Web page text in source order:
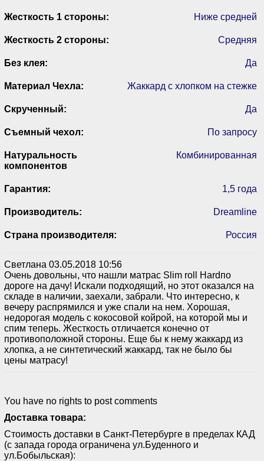
Жесткость 1 стороны: Ниже средней
Жесткость 2 стороны: Средняя
Без клея: Да
Материал Чехла: Жаккард с хлопком на стежке
Скрученный: Да
Съемный чехол: По запросу
Натуральность
компонентов
Комбинированная
Гарантия: 1,5 года
Производитель: Dreamline
Страна производителя: Россия
Светлана 03.05.2018 10:56
Очень довольны, что нашли матрас Slim roll Hardпо
дороге на дачу! Искали подходящий, но этот оказался на
складе в наличии, заехали, забрали. Что интересно, к
вечеру распрямился и уже спали на нем. Хорошая,
недорогая модель с кокосовой койрой, на которой мы и
спим теперь. Жесткость отличается конечно от
противоположной стороны. Еще бы к нему жаккард из
хлопка, а не синтетический жаккард, так не было бы
цены матрасу!
You have no rights to post comments
Доставка товара:
Стоимость доставки в Санкт-Петербурге в пределах КАД
(с запада города ограничена ул.Буденного и
ул.Бобыльская):